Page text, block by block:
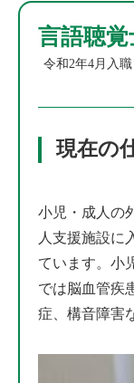
言語聴
令和2年4月入
現在の
小児・成人の
人支援施設に
ています。小
では脳血管疾
症、構音障害